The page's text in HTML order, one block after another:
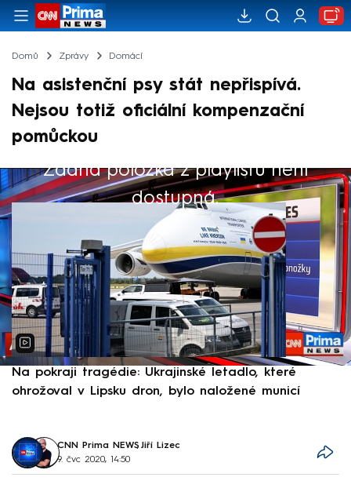
Domů Zprávy Domácí
Na asistenční psy stát nepřispívá.
Nejsou totiž oficiální kompenzační
pomůckou
Žádná položka z playlistu není
dostupná.
Výběr redakce
Na pokraji tragédie: Ukrajinské letadlo, které
ohrožoval v Lipsku dron, bylo naložené municí
CNN Prima NEWS, Jiří Lizec
9. čvc 2020, 14:50